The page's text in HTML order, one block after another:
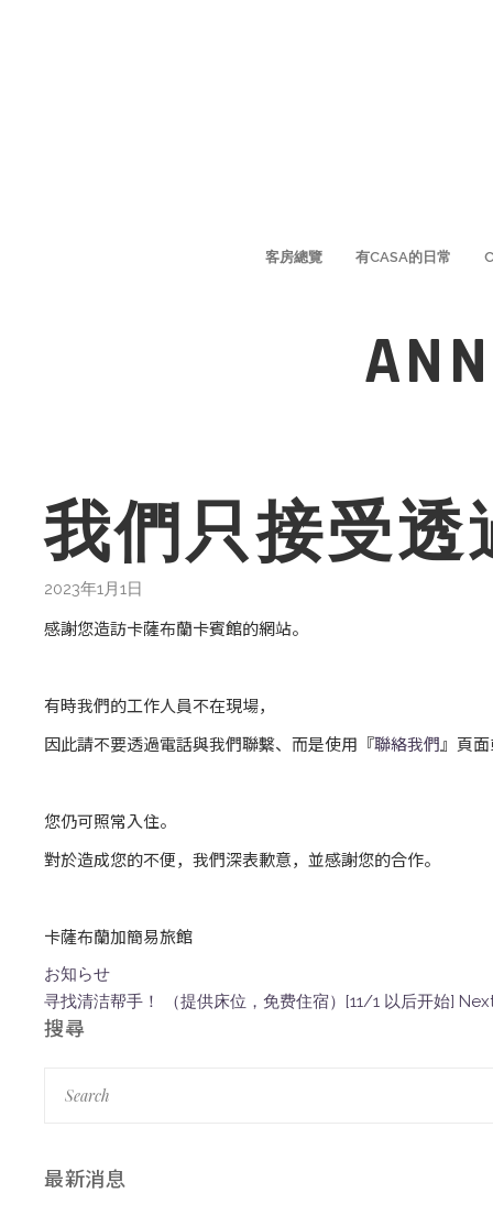
客房總覽 有CASA的日常
我們只接受
2023年1月1日
感謝您造訪卡薩布蘭卡賓館的網站。
有時我們的工作人員不在現場，
因此請不要透過電話與我們聯繫、而是使用『聯絡我們』頁
您仍可照常入住。
對於造成您的不便，我們深表歉意，並感謝您的合作。
卡薩布蘭加簡易旅館
お知らせ
寻找清洁帮手！ （提供床位，免费住宿）[11/1 以后开始]
搜尋
最新消息